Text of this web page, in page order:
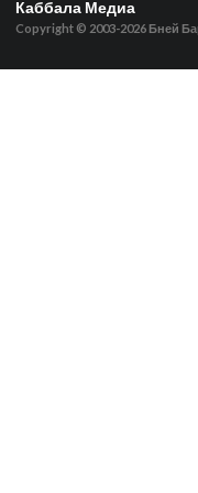
Каббала Медиа
Copyright © 2003-2026 Бней